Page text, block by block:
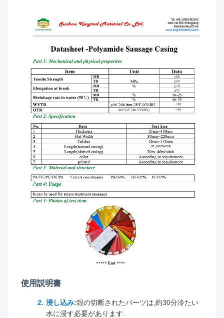
使用説明書
浸し込み:殻の切断されたパーツは,約30分冷たい
水に浸す必要があります.